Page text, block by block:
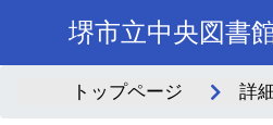
堺市立中央図書
トップページ 詳